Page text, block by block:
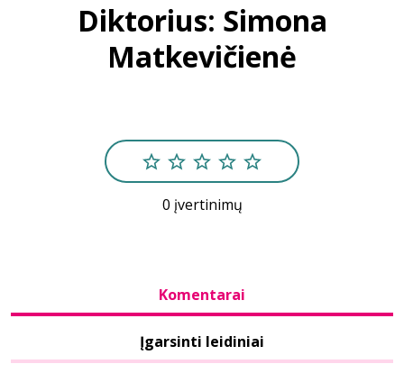
ELVIS atvyksta
Bibliotekoms
info@elvislab.lt
Diktorius: Simona
Matkevičienė
0 įvertinimų
Komentarai
Įgarsinti leidiniai